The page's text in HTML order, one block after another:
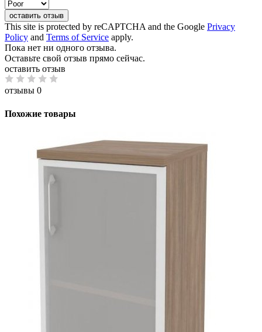
оставить отзыв
This site is protected by reCAPTCHA and the Google Privacy
Policy and Terms of Service apply.
Пока нет ни одного отзыва.
Оставьте свой отзыв прямо сейчас.
оставить отзыв
отзывы 0
Похожие товары